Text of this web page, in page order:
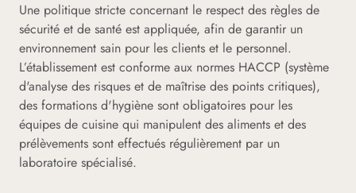
Une politique stricte concernant le respect des règles de
sécurité et de santé est appliquée, afin de garantir un
environnement sain pour les clients et le personnel.
L’établissement est conforme aux normes HACCP (système
d'analyse des risques et de maîtrise des points critiques),
des formations d'hygiène sont obligatoires pour les
équipes de cuisine qui manipulent des aliments et des
prélèvements sont effectués régulièrement par un
laboratoire spécialisé.